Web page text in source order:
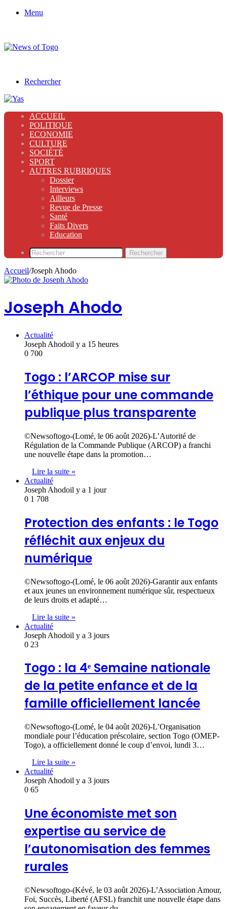
Menu
Rechercher
ACCUEIL
POLITIQUE
ECONOMIE
CULTURE
SOCIÉTÉ
SPORT
AUTRES RUBRIQUES
Dossier
Interviews
Ailleurs
Revue de Presse
Santé
Faits Divers
Education
Rechercher
Accueil/Joseph Ahodo
Joseph Ahodo
Actualité
Joseph Ahodoil y a 15 heures
0 700
Togo : l’ARCOP mise sur
l’éthique pour une commande
publique plus transparente
©Newsoftogo-(Lomé, le 06 août 2026)-L’Autorité de
Régulation de la Commande Publique (ARCOP) a franchi
une nouvelle étape dans la promotion…
Lire la suite »
Actualité
Joseph Ahodoil y a 1 jour
0 1 708
Protection des enfants : le Togo
réfléchit aux enjeux du
numérique
©Newsoftogo-(Lomé, le 06 août 2026)-Garantir aux enfants
et aux jeunes un environnement numérique sûr, respectueux
de leurs droits et adapté…
Lire la suite »
Actualité
Joseph Ahodoil y a 3 jours
0 23
Togo : la 4ᵉ Semaine nationale
de la petite enfance et de la
famille officiellement lancée
©Newsoftogo-(Lomé, le 04 août 2026)-L’Organisation
mondiale pour l’éducation préscolaire, section Togo (OMEP-
Togo), a officiellement donné le coup d’envoi, lundi 3…
Lire la suite »
Actualité
Joseph Ahodoil y a 3 jours
0 65
Une économiste met son
expertise au service de
l’autonomisation des femmes
rurales
©Newsoftogo-(Kévé, le 03 août 2026)-L’Association Amour,
Foi, Succès, Liberté (AFSL) franchit une nouvelle étape dans